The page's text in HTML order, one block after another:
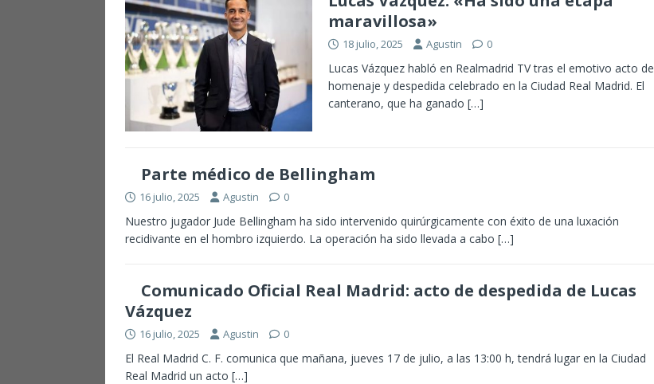
maravillosa»
18 julio, 2025 Agustin 0
Lucas Vázquez habló en Realmadrid TV tras el emotivo acto de
homenaje y despedida celebrado en la Ciudad Real Madrid. El
canterano, que ha ganado […]
Parte médico de Bellingham
16 julio, 2025 Agustin 0
Nuestro jugador Jude Bellingham ha sido intervenido quirúrgicamente con éxito de una luxación
recidivante en el hombro izquierdo. La operación ha sido llevada a cabo […]
Comunicado Oficial Real Madrid: acto de despedida de Lucas
Vázquez
16 julio, 2025 Agustin 0
El Real Madrid C. F. comunica que mañana, jueves 17 de julio, a las 13:00 h, tendrá lugar en la Ciudad
Real Madrid un acto […]